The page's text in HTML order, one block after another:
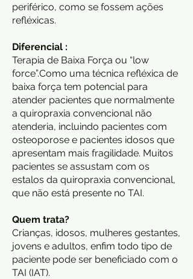
periférico, como se fossem ações
refléxicas.
Diferencial :
Terapia de Baixa Força ou “low
force”.Como uma técnica refléxica de
baixa força tem potencial para
atender pacientes que normalmente
a quiropraxia convencional não
atenderia, incluindo pacientes com
osteoporose e pacientes idosos que
apresentam mais fragilidade. Muitos
pacientes se assustam com os
estalos da quiropraxia convencional,
que não está presente no TAI.
Quem trata?
Crianças, idosos, mulheres gestantes,
jovens e adultos, enfim todo tipo de
paciente pode ser beneficiado com o
TAI (IAT).